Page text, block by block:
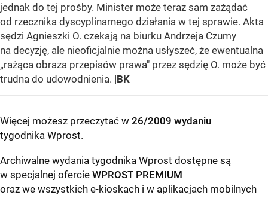
jednak do tej prośby. Minister może teraz sam zażądać
od rzecznika dyscyplinarnego działania w tej sprawie. Akta
sędzi Agnieszki O. czekają na biurku Andrzeja Czumy
na decyzję, ale nieoficjalnie można usłyszeć, że ewentualna
„rażąca obraza przepisów prawa" przez sędzię O. może być
trudna do udowodnienia. |BK
Więcej możesz przeczytać w 26/2009 wydaniu
tygodnika Wprost.
Archiwalne wydania tygodnika Wprost dostępne są
w specjalnej ofercie WPROST PREMIUM
oraz we wszystkich e-kioskach i w aplikacjach mobilnych